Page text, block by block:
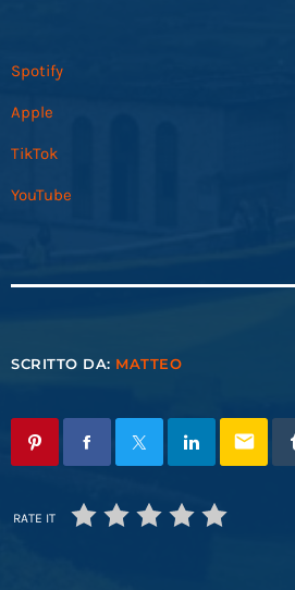
Spotify
Apple
TikTok
YouTube
SCRITTO DA: MATTEO
email
RATE IT